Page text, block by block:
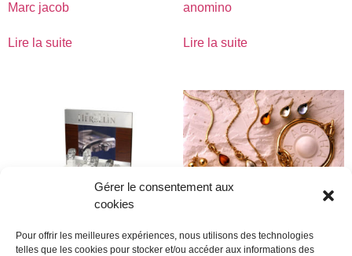
Gérer le consentement aux
cookies
Pour offrir les meilleures expériences, nous utilisons des technologies
telles que les cookies pour stocker et/ou accéder aux informations des
Marc jacob
Lire la suite
anomino
Lire la suite